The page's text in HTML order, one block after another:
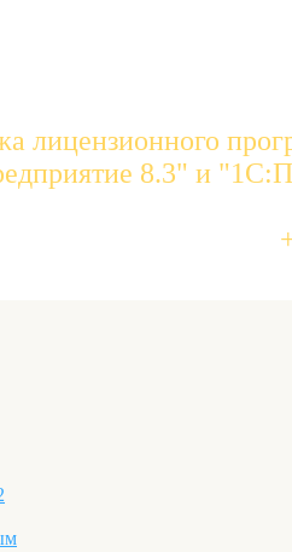
лицензионного
8.3" и